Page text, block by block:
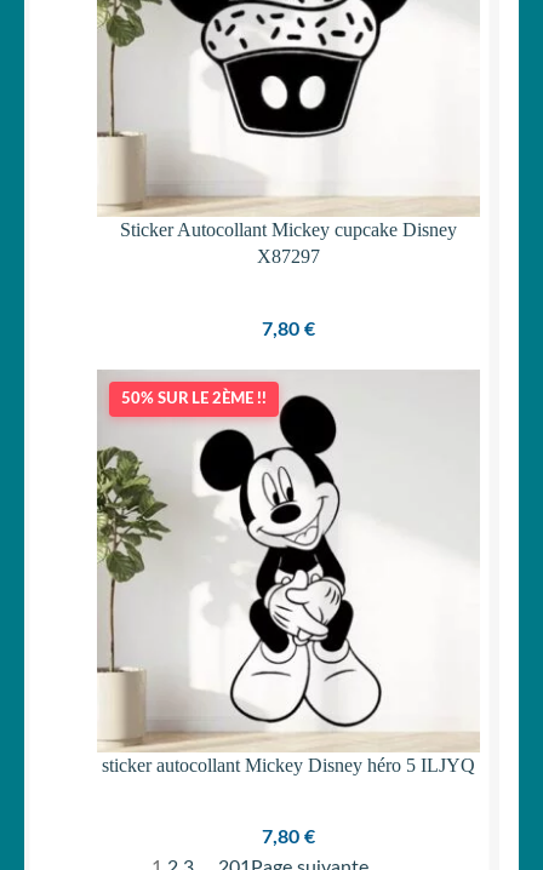
Sticker Autocollant Mickey cupcake Disney
X87297
7,80 €
50% SUR LE 2ÈME !!
sticker autocollant Mickey Disney héro 5 ILJYQ
7,80 €